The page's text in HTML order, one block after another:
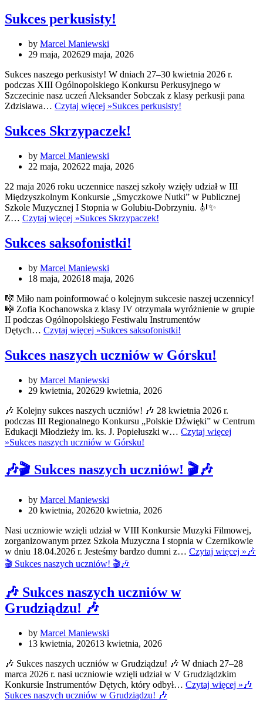
Sukces perkusisty!
by Marcel Maniewski
29 maja, 202629 maja, 2026
Sukces naszego perkusisty! W dniach 27–30 kwietnia 2026 r.
podczas XIII Ogólnopolskiego Konkursu Perkusyjnego w
Szczecinie nasz uczeń Aleksander Sobczak z klasy perkusji pana
Zdzisława… Czytaj więcej »Sukces perkusisty!
Sukces Skrzypaczek!
by Marcel Maniewski
22 maja, 202622 maja, 2026
22 maja 2026 roku uczennice naszej szkoły wzięły udział w III
Międzyszkolnym Konkursie „Smyczkowe Nutki” w Publicznej
Szkole Muzycznej I Stopnia w Golubiu-Dobrzyniu. 🎻✨
Z… Czytaj więcej »Sukces Skrzypaczek!
Sukces saksofonistki!
by Marcel Maniewski
18 maja, 202618 maja, 2026
🎼 Miło nam poinformować o kolejnym sukcesie naszej uczennicy!
🎼 Zofia Kochanowska z klasy IV otrzymała wyróżnienie w grupie
II podczas Ogólnopolskiego Festiwalu Instrumentów
Dętych… Czytaj więcej »Sukces saksofonistki!
Sukces naszych uczniów w Górsku!
by Marcel Maniewski
29 kwietnia, 202629 kwietnia, 2026
🎶 Kolejny sukces naszych uczniów! 🎶 28 kwietnia 2026 r.
podczas III Regionalnego Konkursu „Polskie Dźwięki” w Centrum
Edukacji Młodzieży im. ks. J. Popiełuszki w… Czytaj więcej
»Sukces naszych uczniów w Górsku!
🎶🎬 Sukces naszych uczniów! 🎬🎶
by Marcel Maniewski
20 kwietnia, 202620 kwietnia, 2026
Nasi uczniowie wzięli udział w VIII Konkursie Muzyki Filmowej,
zorganizowanym przez Szkoła Muzyczna I stopnia w Czernikowie
w dniu 18.04.2026 r. Jesteśmy bardzo dumni z… Czytaj więcej » 🎶
🎬 Sukces naszych uczniów! 🎬🎶
🎶 Sukces naszych uczniów w
Grudziądzu! 🎶
by Marcel Maniewski
13 kwietnia, 202613 kwietnia, 2026
🎶 Sukces naszych uczniów w Grudziądzu! 🎶 W dniach 27–28
marca 2026 r. nasi uczniowie wzięli udział w V Grudziądzkim
Konkursie Instrumentów Dętych, który odbył… Czytaj więcej » 🎶
Sukces naszych uczniów w Grudziądzu! 🎶